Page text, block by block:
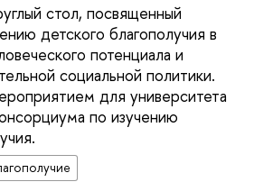
стол, посвященный
детского благополучия в
потенциала и
социальной политики.
для университета
по изучению